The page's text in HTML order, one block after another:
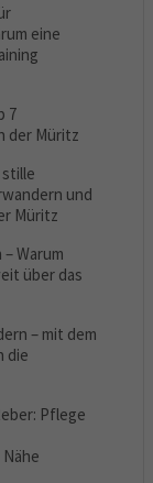
eine
7
der Müritz
und
Müritz
Warum
über das
– mit dem
die
Pflege